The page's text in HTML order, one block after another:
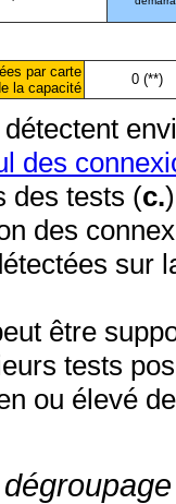
par carte
la capacité
0 (**)
des
des tests (c.
des
sur
être
tests
ou élevé